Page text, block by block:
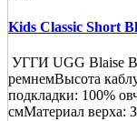
Kids Classic Short
УГГИ UGG Blaise
ремнемВысота
подкладки: 100%
смМатериал верха: